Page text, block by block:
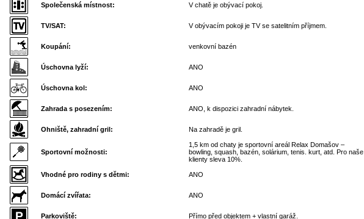
Společenská místnost: V chatě je obývací pokoj.
TV/SAT: V obývacím pokoji je TV se satelitním příjmem.
Koupání: venkovní bazén
Úschovna lyží: ANO
Úschovna kol: ANO
Zahrada s posezením: ANO, k dispozici zahradní nábytek.
Ohniště, zahradní gril: Na zahradě je gril.
Sportovní možnosti:
1,5 km od chaty je sportovní areál Relax Domašov –
bowling, squash, bazén, solárium, tenis. kurt, atd. Pro naše
klienty sleva 10%.
Vhodné pro rodiny s dětmi: ANO
Domácí zvířata: ANO
Parkoviště: Přímo před objektem + vlastní garáž.